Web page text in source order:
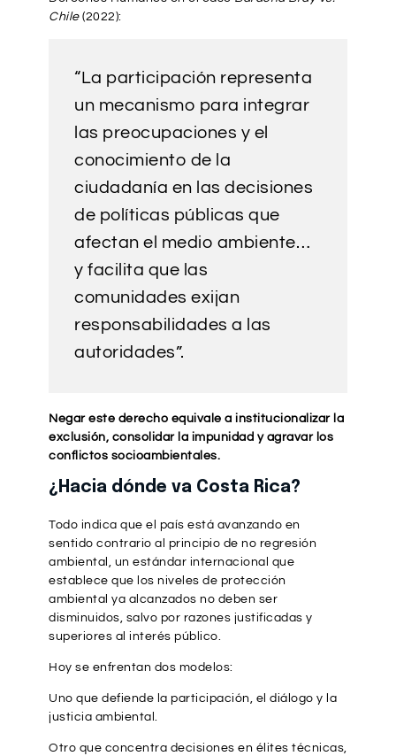
Chile(2022):
“La participación representa
un mecanismo para integrar
las preocupaciones y el
conocimiento de la
ciudadanía en las decisiones
de políticas públicas que
afectan el medio ambiente…
y facilita que las
comunidades exijan
responsabilidades a las
autoridades”.
Negar este derecho equivale a institucionalizar la
exclusión, consolidar la impunidad y agravar los
conflictos socioambientales.
¿Hacia dónde va Costa Rica?
Todo indica que el país está avanzando en
sentido contrario al principio de no regresión
ambiental, un estándar internacional que
establece que los niveles de protección
ambiental ya alcanzados no deben ser
disminuidos, salvo por razones justificadas y
superiores al interés público.
Hoy se enfrentan dos modelos:
Uno que defiende la participación, el diálogo y la
justicia ambiental.
Otro que concentra decisiones en élites técnicas,